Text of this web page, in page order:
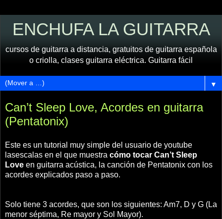
ENCHUFA LA GUITARRA
cursos de guitarra a distancia, gratuitos de guitarra española
o criolla, clases guitarra eléctrica. Guitarra fácil
▼
Can’t Sleep Love, Acordes en guitarra
(Pentatonix)
Este es un tutorial muy simple del usuario de youtube
lasescalas en el que muestra cómo tocar Can’t Sleep
Love en guitarra acústica, la canción de Pentatonix con los
acordes explicados paso a paso.
Solo tiene 3 acordes, que son los siguientes: Am7, D y G (La
menor séptima, Re mayor y Sol Mayor).